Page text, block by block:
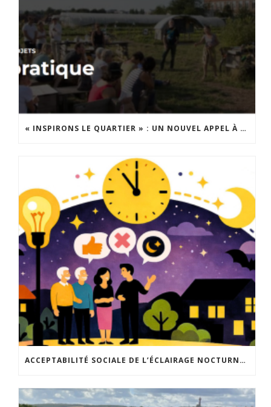
« INSPIRONS LE QUARTIER » : UN NOUVEL APPEL À PROJETS EST LANCÉ !
ACCEPTABILITÉ SOCIALE DE L’ÉCLAIRAGE NOCTURNE : LE REPLAY EST DISPONIBLE